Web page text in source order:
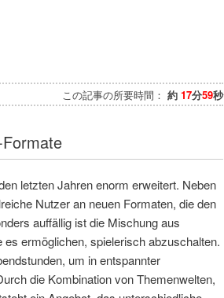
この記事の所要時間： 約 17分59秒
letzten Jahren enorm erweitert. Neben
Nutzer an neuen Formaten, die den
auffällig ist die Mischung aus
ermöglichen, spielerisch abzuschalten.
um in entspannter
die Kombination von Themenwelten,